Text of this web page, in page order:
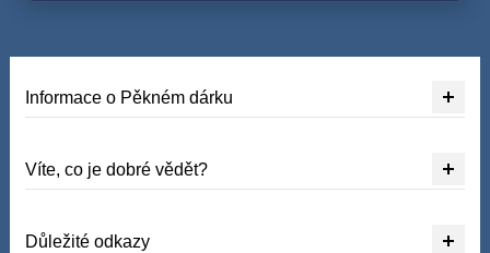
Informace o Pěkném dárku
Víte, co je dobré vědět?
Důležité odkazy